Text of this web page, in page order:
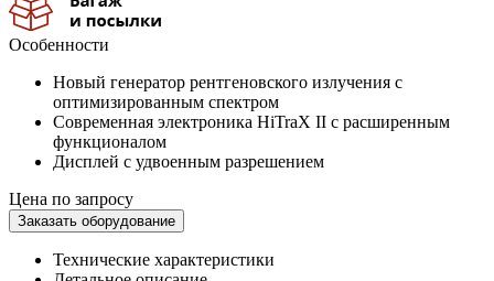
Особенности
Новый генератор рентгеновского излучения с
оптимизированным спектром
Современная электроника HiTraX II с расширенным
функционалом
Дисплей с удвоенным разрешением
Цена по запросу
Заказать оборудование
Технические характеристики